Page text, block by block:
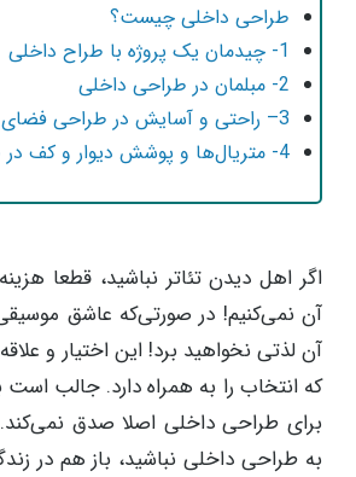
طراحی داخلی چیست؟
اگر اهل دیدن تئاتر نباشید، قطعا
آن نمی‌کنیم! در صورتی‌که عاشق موسیقی
آن لذتی نخواهید برد! این اختیار و
که انتخاب را به همراه دارد. جالب است
برای طراحی داخلی اصلا صدق نمی‌کند.
به طراحی داخلی نباشید، باز هم در